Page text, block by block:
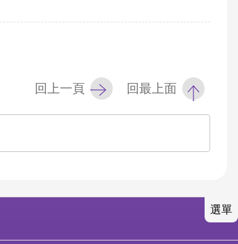
回上一頁 回最上面
選單